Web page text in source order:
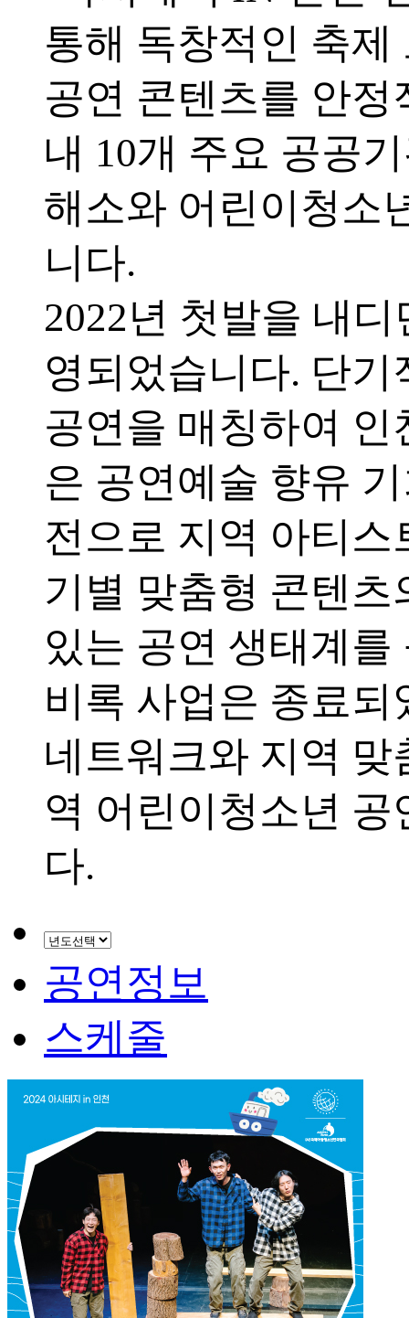
통해 독창적인 축
공연 콘텐츠를 안
내 10개 주요 공공
해소와 어린이청소
니다.
2022년 첫발을 내
영되었습니다. 단
공연을 매칭하여
은 공연예술 향유
전으로 지역 아티
기별 맞춤형 콘텐
있는 공연 생태계
비록 사업은 종료
네트워크와 지역
역 어린이청소년
다.
공연정보
스케줄